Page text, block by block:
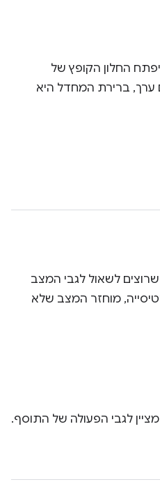
החלון הקופץ של
ערך, ברירת המחדל היא
לשאול לגבי המצב
מוחזר המצב שלא
לגבי הפעולה של התוסף.